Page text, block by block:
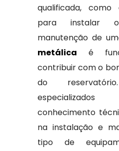
qualificada,
para instalar
manutenção de
metálica é
contribuir com o
do
conhecimento
na instalação e
tipo de